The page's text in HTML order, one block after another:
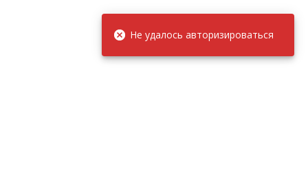
Не удалось авторизироваться